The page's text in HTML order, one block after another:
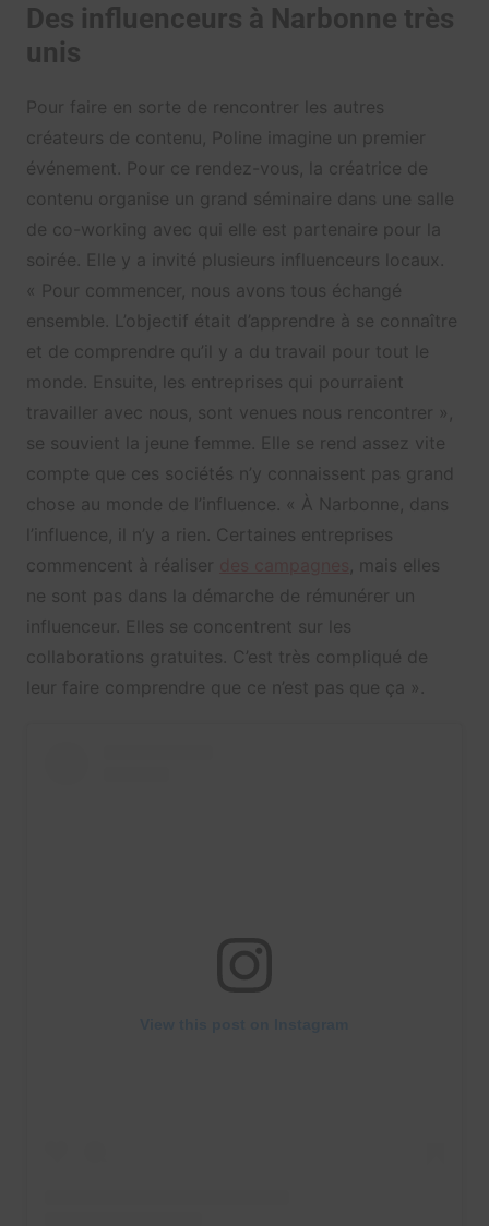
Des influenceurs à Narbonne très
unis
Pour faire en sorte de rencontrer les autres
créateurs de contenu, Poline imagine un premier
événement. Pour ce rendez-vous, la créatrice de
contenu organise un grand séminaire dans une salle
de co-working avec qui elle est partenaire pour la
soirée. Elle y a invité plusieurs influenceurs locaux.
« Pour commencer, nous avons tous échangé
ensemble. L’objectif était d’apprendre à se connaître
et de comprendre qu’il y a du travail pour tout le
monde. Ensuite, les entreprises qui pourraient
travailler avec nous, sont venues nous rencontrer »,
se souvient la jeune femme. Elle se rend assez vite
compte que ces sociétés n’y connaissent pas grand
chose au monde de l’influence. « À Narbonne, dans
l’influence, il n’y a rien. Certaines entreprises
commencent à réaliser
, mais elles
ne sont pas dans la démarche de rémunérer un
influenceur. Elles se concentrent sur les
collaborations gratuites. C’est très compliqué de
leur faire comprendre que ce n’est pas que ça ».